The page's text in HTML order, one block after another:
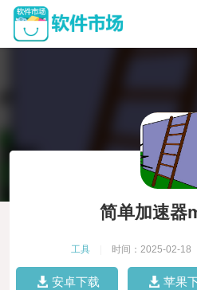
简单加速器
工具 时间：2025-02-18
安卓下载 苹果